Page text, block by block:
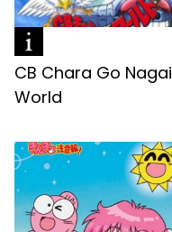
CB Chara Go Nagai
World